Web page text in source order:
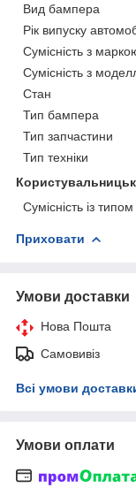
Вид бампера
Рік випуску
Сумісність з
Сумісність з
Стан
Тип бампера
Тип запчастини
Тип техніки
Сумісність із типом
Приховати
Умови доставки
Нова Пошта
Самовивіз
Всі умови
Умови оплати